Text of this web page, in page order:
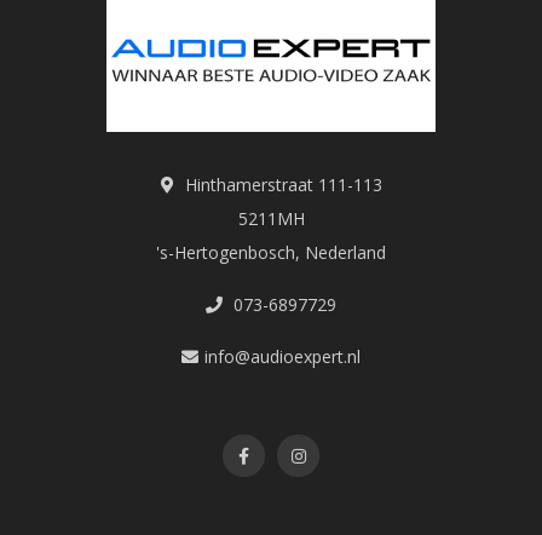
Hinthamerstraat 111-113
5211MH
's-Hertogenbosch, Nederland
073-6897729
info@audioexpert.nl